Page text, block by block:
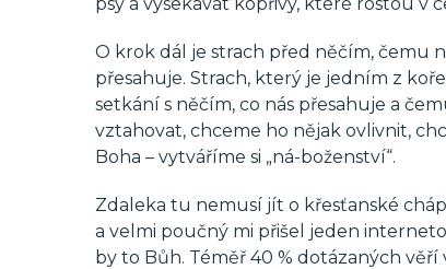
O krok dál je strach před něčím, čemu
přesahuje. Strach, který je jedním z
setkání s něčím, co nás přesahuje a
vztahovat, chceme ho nějak ovlivnit,
Boha – vytváříme si „ná-boženství“.
Zdaleka tu nemusí jít o křesťanské
a velmi poučný mi přišel jeden
by to Bůh. Téměř 40 % dotázaných věří